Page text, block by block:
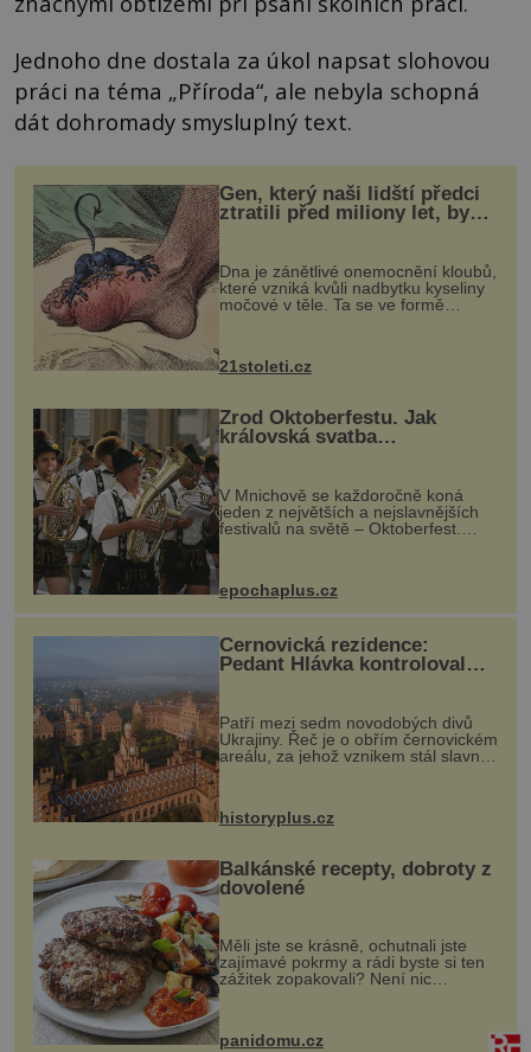
Jednoho dne dostala za úkol napsat slohovou
práci na téma „Příroda“, ale nebyla schopná
dát dohromady smysluplný text.
Gen, který naši lidští předci
ztratili před miliony let, by
mohl pomoci s léčbou
„nemoci králů“
Dna je zánětlivé onemocnění kloubů,
které vzniká kvůli nadbytku kyseliny
močové v těle. Ta se ve formě
nohou, a způsobuje bole...
21stoleti.cz
Zrod Oktoberfestu. Jak
královská svatba
odstartovala největší pivní
festival světa
V Mnichově se každoročně koná
jeden z největších a nejslavnějších
festivalů na světě – Oktoberfest.
návštěvníků, kteří si vychutnávají
kultur...
epochaplus.cz
Černovická rezidence:
Pedant Hlávka kontroloval
Patří mezi sedm novodobých divů
Ukrajiny. Řeč je o obřím černovickém
areálu, za jehož vznikem stál slavný
český architekt Josef Hlávka. Ten si
na něm dal mimořádně záležet. Jeho
historyplus.cz
Balkánské recepty, dobroty z
dovolené
Měli jste se krásně, ochutnali jste
zajímavé pokrmy a rádi byste si ten
zážitek zopakovali? Není nic
snazšího. Pljeskavica (10 porcí)
Možná jste ji ochutnali na dovolené v
bývalé Jugoslávii, lze ji vi...
panidomu.cz